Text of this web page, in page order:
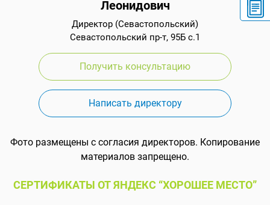
Леонидович
Директор (Севастопольский)
Севастопольский пр-т, 95Б с.1
Получить консультацию
Написать директору
Фото размещены с согласия директоров. Копирование
материалов запрещено.
СЕРТИФИКАТЫ ОТ ЯНДЕКС “ХОРОШЕЕ МЕСТО”